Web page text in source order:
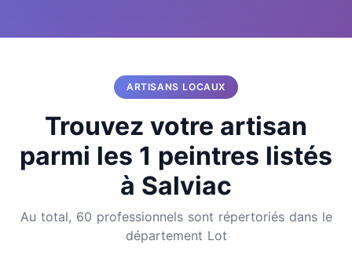
ARTISANS LOCAUX
Trouvez votre artisan
parmi les 1 peintres listés
à Salviac
Au total, 60 professionnels sont répertoriés dans le
département Lot